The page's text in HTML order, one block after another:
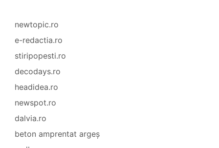
newtopic.ro
e-redactia.ro
stiripopesti.ro
decodays.ro
headidea.ro
newspot.ro
dalvia.ro
beton amprentat argeș